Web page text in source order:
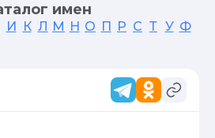
имен
И К Л М Н О П Р С Т У Ф